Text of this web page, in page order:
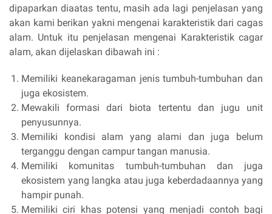
dipaparkan diaatas tentu, masih ada lagi penjelasan yang
akan kami berikan yakni mengenai karakteristik dari cagas
alam. Untuk itu penjelasan mengenai Karakteristik cagar
alam, akan dijelaskan dibawah ini :
Memiliki keanekaragaman jenis tumbuh-tumbuhan dan
juga ekosistem.
Mewakili formasi dari biota tertentu dan jugu unit
penyusunnya.
Memiliki kondisi alam yang alami dan juga belum
terganggu dengan campur tangan manusia.
Memiliki komunitas tumbuh-tumbuhan dan juga
ekosistem yang langka atau juga keberdadaannya yang
hampir punah.
Memiliki ciri khas potensi yang menjadi contoh bagi